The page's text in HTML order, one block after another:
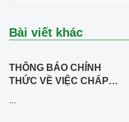
Bài viết khác
THÔNG BÁO CHÍNH
THỨC VỀ VIỆC CHẤP
...